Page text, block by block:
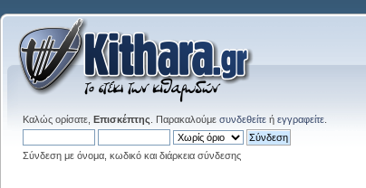
Καλώς ορίσατε, Επισκέπτης . Παρακαλούμε συνδεθείτε ή εγγραφείτε
Σύνδεση με όνομα, κωδικό και διάρκεια σύνδεσης